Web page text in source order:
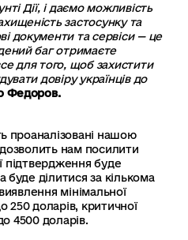
Дії, і даємо можливість
застосунку та
документи та сервіси — це
баг отримаєте
для того, щоб захистити
довіру українців до
Федоров.
проаналізовані нашою
нам посилити
підтвердження буде
ділитися за кількома
мінімальної
250 доларів, критичної
4500 доларів.